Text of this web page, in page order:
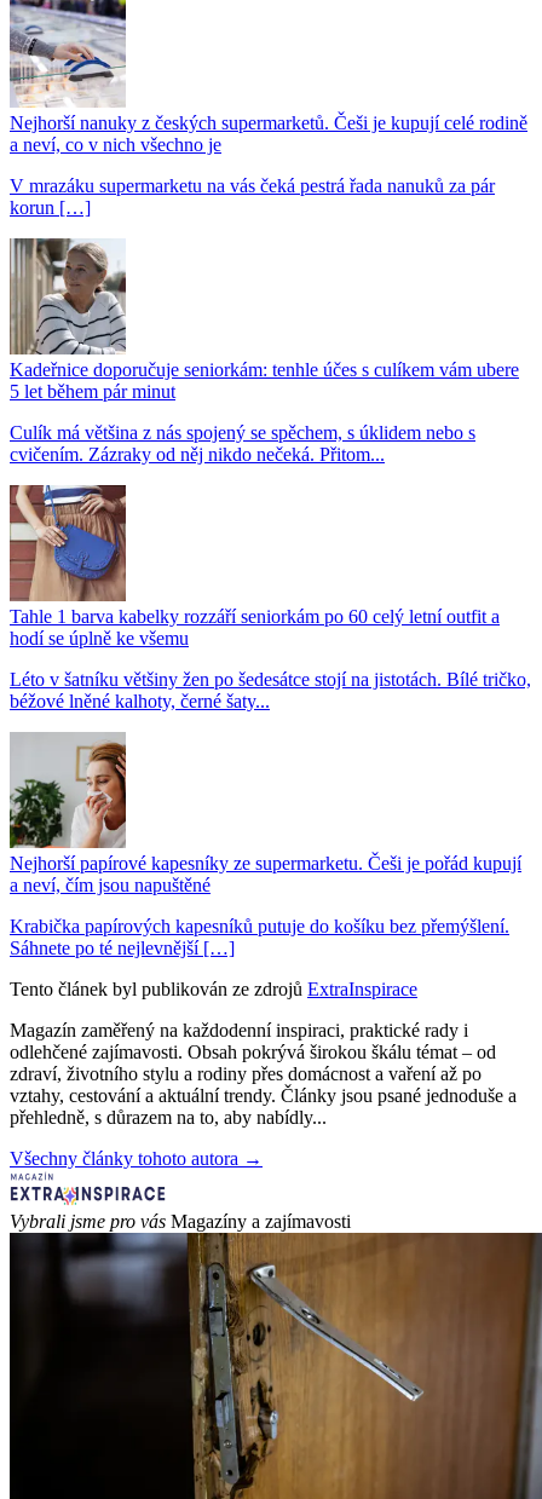
Nejhorší nanuky z českých supermarketů. Češi je kupují celé rodině
a neví, co v nich všechno je
V mrazáku supermarketu na vás čeká pestrá řada nanuků za pár
korun […]
Kadeřnice doporučuje seniorkám: tenhle účes s culíkem vám ubere
5 let během pár minut
Culík má většina z nás spojený se spěchem, s úklidem nebo s
cvičením. Zázraky od něj nikdo nečeká. Přitom...
Tahle 1 barva kabelky rozzáří seniorkám po 60 celý letní outfit a
hodí se úplně ke všemu
Léto v šatníku většiny žen po šedesátce stojí na jistotách. Bílé tričko,
béžové lněné kalhoty, černé šaty...
Nejhorší papírové kapesníky ze supermarketu. Češi je pořád kupují
a neví, čím jsou napuštěné
Krabička papírových kapesníků putuje do košíku bez přemýšlení.
Sáhnete po té nejlevnější […]
Tento článek byl publikován ze zdrojů ExtraInspirace
Magazín zaměřený na každodenní inspiraci, praktické rady i
odlehčené zajímavosti. Obsah pokrývá širokou škálu témat – od
zdraví, životního stylu a rodiny přes domácnost a vaření až po
vztahy, cestování a aktuální trendy. Články jsou psané jednoduše a
přehledně, s důrazem na to, aby nabídly...
Všechny články tohoto autora →
Vybrali jsme pro vás Magazíny a zajímavosti